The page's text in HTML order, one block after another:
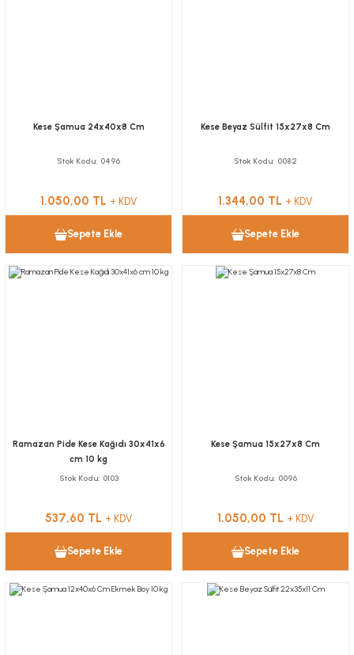
Kese Şamua 24x40x8 Cm
Stok Kodu 0496
1.050,00 TL + KDV
Sepete Ekle
Kese Beyaz Sülfit 15x27x8 Cm
Stok Kodu 0082
1.344,00 TL + KDV
Sepete Ekle
Ramazan Pide Kese Kağıdı 30x41x6
cm 10 kg
Stok Kodu 0103
537,60 TL + KDV
Sepete Ekle
Kese Şamua 15x27x8 Cm
Stok Kodu 0096
1.050,00 TL + KDV
Sepete Ekle